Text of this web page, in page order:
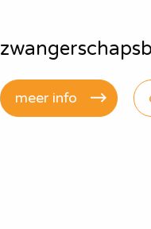
meer info